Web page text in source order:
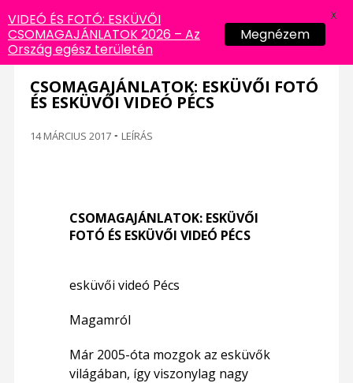
CSOMAGAJÁNLATOK: ESKÜVŐI FOTÓ
ÉS ESKÜVŐI VIDEÓ PÉCS
14 MÁRCIUS 2017 - LEÍRÁS
CSOMAGAJÁNLATOK: ESKÜVŐI
FOTÓ ÉS ESKÜVŐI VIDEÓ PÉCS
esküvői videó Pécs
Magamról
Már 2005-óta mozgok az esküvők
világában, így viszonylag nagy
VIDEÓ ÉS FOTÓ: ESKÜVŐI
CSOMAGAJÁNLATOK 2026 – Az
Ország egész területén
Megnézem
X